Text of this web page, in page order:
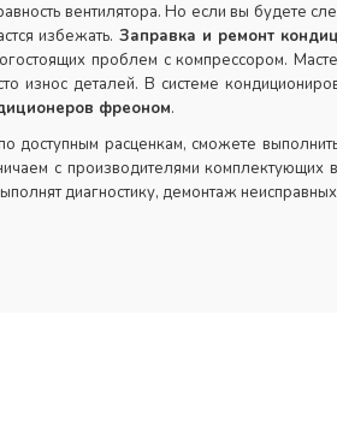
вентилятора. Но если вы будете
избежать. Заправка и ремонт
проблем с компрессором.
износ деталей. В системе
фреоном.
расценкам, сможете
с производителями комплектующих
диагностику, демонтаж